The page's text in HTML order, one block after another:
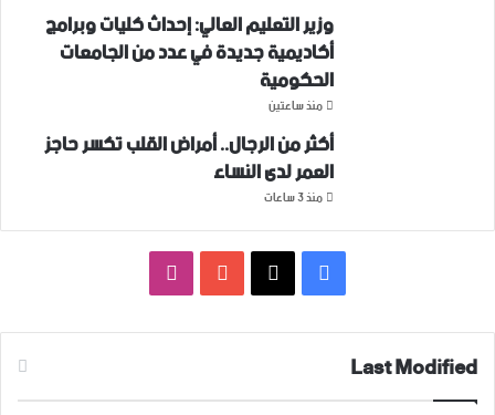
وزير التعليم العالي: إحداث كليات وبرامج
أكاديمية جديدة في عدد من الجامعات
الحكومية
منذ ساعتين
أكثر من الرجال.. أمراض القلب تكسر حاجز
العمر لدى النساء
منذ 3 ساعات
فيسبوك ‫YouTube
Last Modified